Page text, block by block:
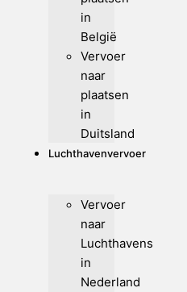
in
België
Vervoer
naar
plaatsen
in
Duitsland
Luchthavenvervoer
Vervoer
naar
Luchthavens
in
Nederland